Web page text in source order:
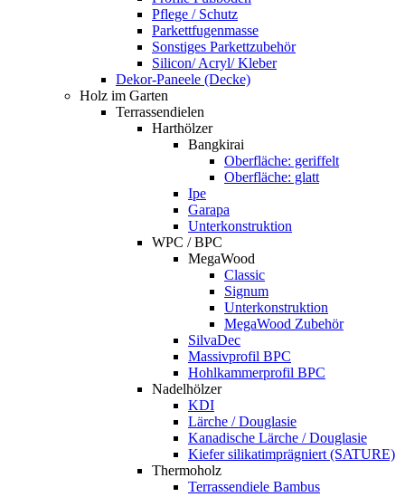
Pflege / Schutz
Parkettfugenmasse
Sonstiges Parkettzubehör
Silicon/ Acryl/ Kleber
Dekor-Paneele (Decke)
Holz im Garten
Terrassendielen
Harthölzer
Bangkirai
Oberfläche: geriffelt
Oberfläche: glatt
Ipe
Garapa
Unterkonstruktion
WPC / BPC
MegaWood
Classic
Signum
Unterkonstruktion
MegaWood Zubehör
SilvaDec
Massivprofil BPC
Hohlkammerprofil BPC
Nadelhölzer
KDI
Lärche / Douglasie
Kanadische Lärche / Douglasie
Kiefer silikatimprägniert (SATURE)
Thermoholz
Terrassendiele Bambus